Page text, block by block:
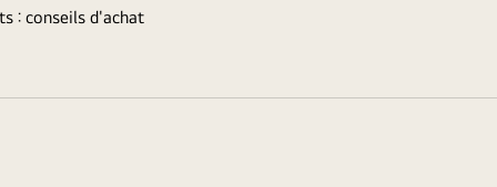
: conseils d'achat